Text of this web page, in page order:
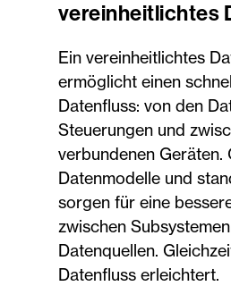
vereinheitlichtes
Ein vereinheitlichtes
ermöglicht einen
Datenfluss: von den
Steuerungen und
verbundenen Geräten.
Datenmodelle und
sorgen für eine
zwischen
Datenquellen.
Datenfluss erleichtert.